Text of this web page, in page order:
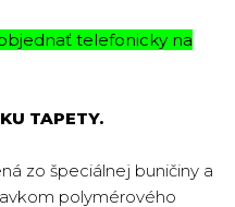
telefonicky na
TAPETY.
zo špeciálnej buničiny a
polymérového